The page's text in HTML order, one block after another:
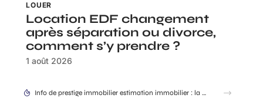
LOUER
Location EDF changement
après séparation ou divorce,
comment s’y prendre ?
1 août 2026